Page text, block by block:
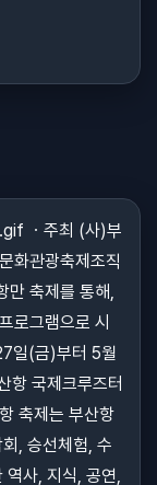
ㆍ주최 (사)부
화관광축제조직
만 축제를 통해,
로그램으로 시
일(금)부터 5월
항 국제크루즈터
축제는 부산항
, 승선체험, 수
역사, 지식, 공연,